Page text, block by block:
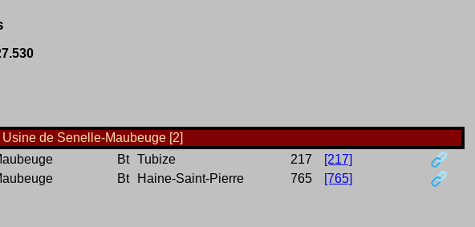
Usine de Senelle-Maubeuge [2]
Bt Tubize 217
[217]
Bt Haine-Saint-Pierre 765 [765]